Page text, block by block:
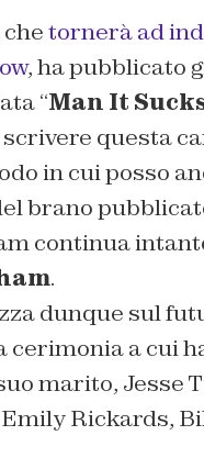
tornerà ad
, ha pubblicato
“Man It
questa
in cui posso
brano
continua
.
dunque sul
cerimonia a cui
marito, Jesse
Rickards,